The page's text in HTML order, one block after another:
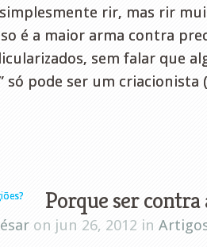
rir, mas rir
é a maior arma contra
sem falar que
só pode ser um
Porque ser contra
on jun 26, 2012 in